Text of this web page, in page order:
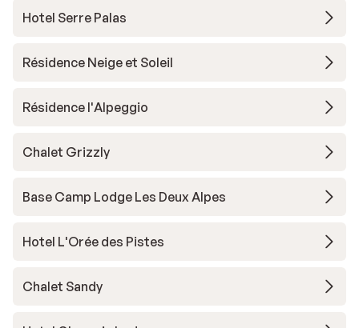
Hotel Serre Palas
Résidence Neige et Soleil
Résidence l'Alpeggio
Chalet Grizzly
Base Camp Lodge Les Deux Alpes
Hotel L'Orée des Pistes
Chalet Sandy